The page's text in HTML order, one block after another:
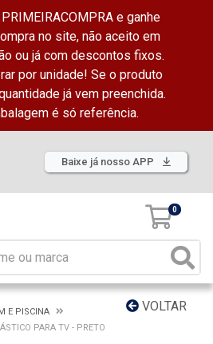
e ganhe
no site, não aceito em
ou já com descontos fixos.
por unidade! Se o produto
já vem preenchida.
é só referência.
Baixe já nosso APP
0
VOLTAR
E PISCINA
PARA TV - PRETO